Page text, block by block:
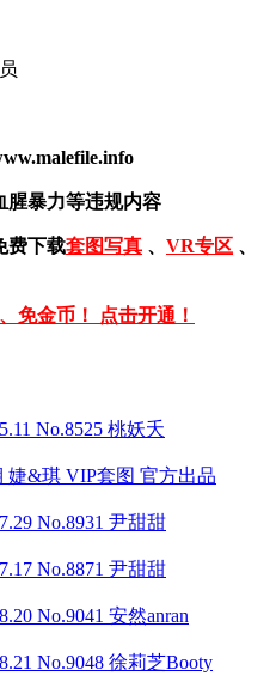
腥暴力等违规内容
费下载套图写真 、 VR专区 、
免金币！ 点击开通！
No.8525 桃妖夭
&琪 VIP套图 官方出品
No.8931 尹甜甜
No.8871 尹甜甜
No.9041 安然anran
No.9048 徐莉芝Booty